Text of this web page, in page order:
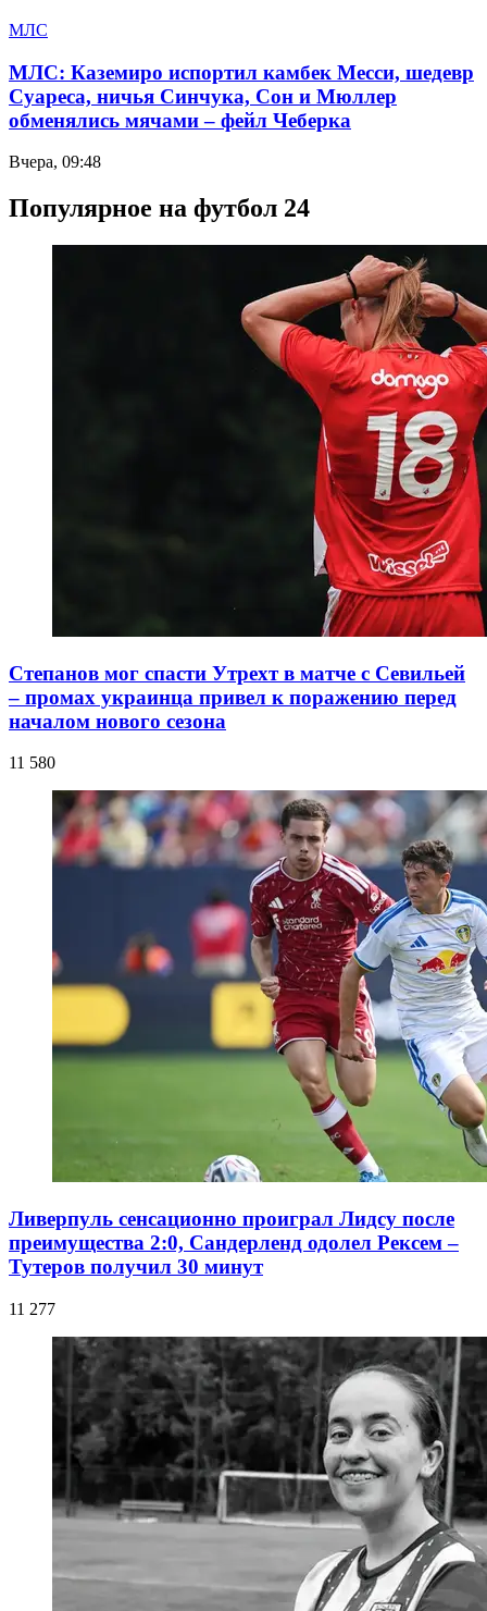
МЛС
МЛС: Каземиро испортил камбек Месси, шедевр
Суареса, ничья Синчука, Сон и Мюллер
обменялись мячами – фейл Чеберка
Вчера, 09:48
Популярное на футбол 24
Степанов мог спасти Утрехт в матче с Севильей
– промах украинца привел к поражению перед
началом нового сезона
11 580
Ливерпуль сенсационно проиграл Лидсу после
преимущества 2:0, Сандерленд одолел Рексем –
Тутеров получил 30 минут
11 277